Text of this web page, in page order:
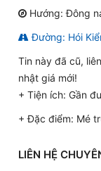
Hướng: Đông
Đường: Hói
Tin này đã cũ,
nhật giá mới!
+ Tiện ích: Gần
+ Đặc điểm: Mé
LIÊN HỆ